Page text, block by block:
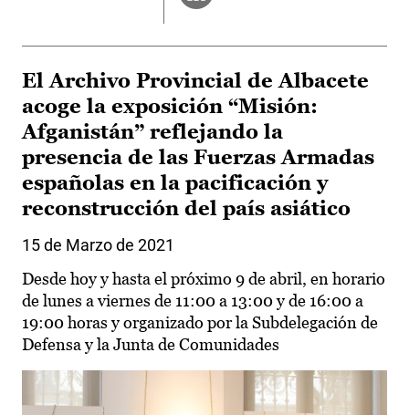
El Archivo Provincial de Albacete
acoge la exposición “Misión:
Afganistán” reflejando la
presencia de las Fuerzas Armadas
españolas en la pacificación y
reconstrucción del país asiático
15 de Marzo de 2021
Desde hoy y hasta el próximo 9 de abril, en horario
de lunes a viernes de 11:00 a 13:00 y de 16:00 a
19:00 horas y organizado por la Subdelegación de
Defensa y la Junta de Comunidades